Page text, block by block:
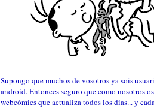
Supongo que muchos de vosotros ya sois
android. Entonces seguro que como nosotros
webcómics que actualiza todos los días... y